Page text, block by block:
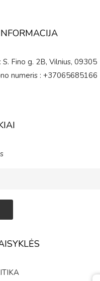
S. Fino g. 2B, Vilnius, 09305
numeris : +37065685166